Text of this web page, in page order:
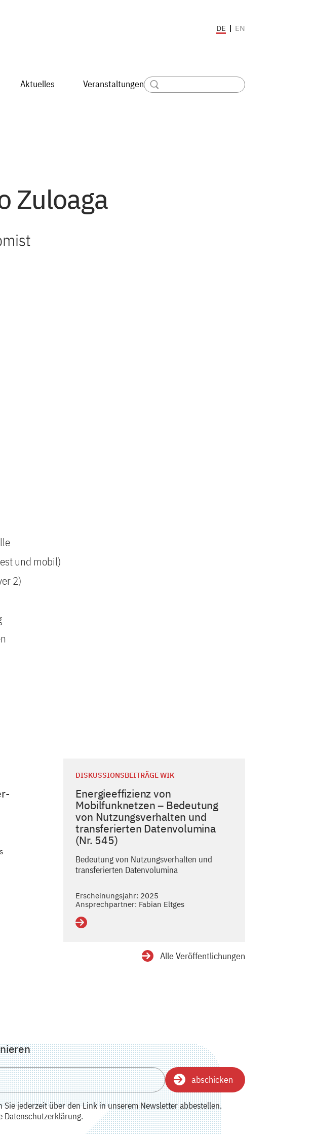
DE EN
Aktuelles Veranstaltungen
Zuloaga
und mobil)
2)
DISKUSSIONSBEITRÄGE WIK
Energieeffizienz von
Mobilfunknetzen – Bedeutung
von Nutzungsverhalten und
transferierten Datenvolumina
(Nr. 545)
Bedeutung von Nutzungsverhalten und
transferierten Datenvolumina
Erscheinungsjahr: 2025
Ansprechpartner: Fabian Eltges
Details
Alle Veröffentlichungen
abschicken
Sie jederzeit über den Link in unserem Newsletter abbestellen.
Datenschutzerklärung.